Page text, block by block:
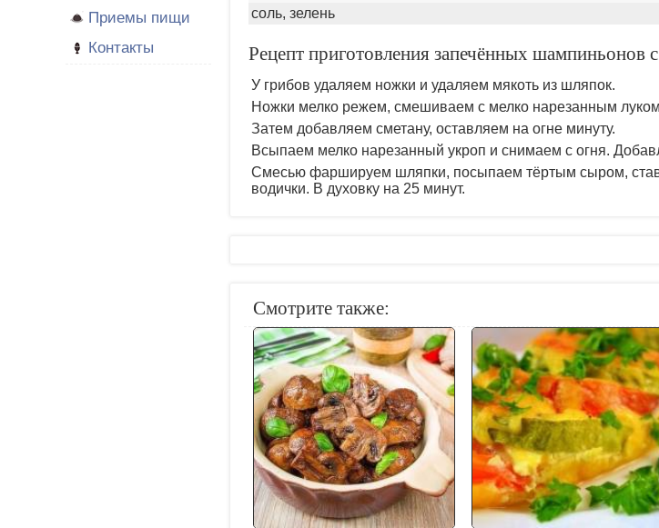
Приемы пищи
Контакты
соль, зелень
Рецепт приготовления запечённых шампиньонов
У грибов удаляем ножки и удаляем мякоть из шляпок.
Ножки мелко режем, смешиваем с мелко нарезанным
Затем добавляем сметану, оставляем на огне минуту.
Всыпаем мелко нарезанный укроп и снимаем с огня.
Смесью фаршируем шляпки, посыпаем тёртым сыром,
водички. В духовку на 25 минут.
Смотрите также: